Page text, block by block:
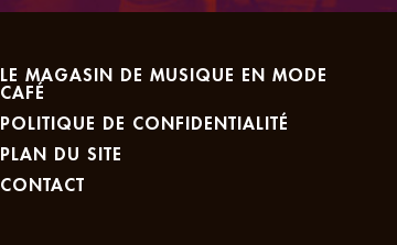
LE MAGASIN DE MUSIQUE EN MODE
CAFÉ
POLITIQUE DE CONFIDENTIALITÉ
PLAN DU SITE
CONTACT